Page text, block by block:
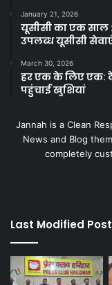
January 21, 2026
यूसीसी का एक साल
उपलब्ध यूसीसी
March 30, 2026
हर एक के लिए एक:
पहुंचाई खुशियां
Jannah is a Clean
News and Blog
completely
Last Modified